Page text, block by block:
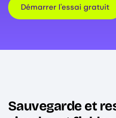
Démarrer l'essai gratuit
Sauvegarde et